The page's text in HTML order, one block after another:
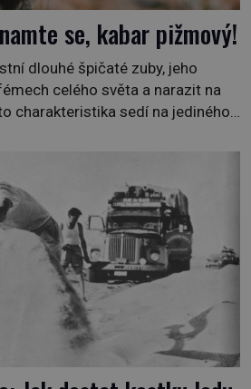
se, kabar pižmový!
dlouhé špičaté zuby, jeho
celého světa a narazit na
charakteristika sedí na jediného
ví už celá staletí. Zvíře
dosahuje […]